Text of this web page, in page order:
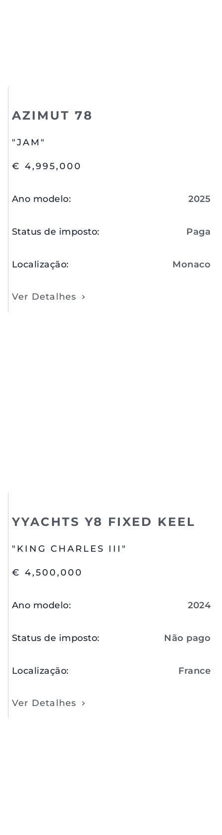
AZIMUT 78
"JAM"
€ 4,995,000
Ano modelo: 2025
Status de imposto: Paga
Localização: Monaco
Ver Detalhes
YYACHTS Y8 FIXED KEEL
"KING CHARLES III"
€ 4,500,000
Ano modelo: 2024
Status de imposto: Não pago
Localização: France
Ver Detalhes